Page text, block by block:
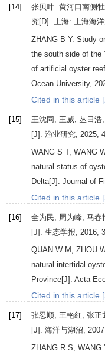
[14] 张贝叶. 黄河口南侧
究[D]. 上海: 上海海
ZHANG B Y. Study
the south side of the
of artificial oyster
Ocean University,
Cited in this article
[15]
王沈同, 王威, 丛日
[J]. 渔业研究, 2025,
WANG S T, WANG
natural status of
Delta[J]. Journal of
Cited in this article
[16]
全为民, 周为峰, 马春
[J]. 生态学报, 2016,
QUAN W M , ZHOU
natural intertidal
Province[J]. Acta
Cited in this article
[17]
张忍顺, 王艳红, 张正
[J]. 海洋与湖沼, 2007
ZHANG R S, WANG